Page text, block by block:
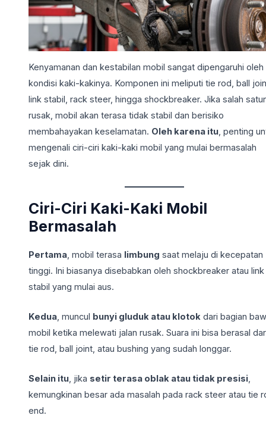
Kenyamanan dan kestabilan mobil sangat dipengaruhi oleh
kondisi kaki-kakinya. Komponen ini meliputi tie rod, ball
link stabil, rack steer, hingga shockbreaker. Jika salah
rusak, mobil akan terasa tidak stabil dan berisiko
membahayakan keselamatan. Oleh karena itu, penting
mengenali ciri-ciri kaki-kaki mobil yang mulai bermasalah
sejak dini.
Ciri-Ciri Kaki-Kaki Mobil
Bermasalah
Pertama, mobil terasa limbung saat melaju di kecepatan
tinggi. Ini biasanya disebabkan oleh shockbreaker atau link
stabil yang mulai aus.
Kedua, muncul bunyi gluduk atau klotokdari bagian
mobil ketika melewati jalan rusak. Suara ini bisa berasal
tie rod, ball joint, atau bushing yang sudah longgar.
Selain itu, jika setir terasa oblak atau tidak presisi,
kemungkinan besar ada masalah pada rack steer atau tie
end.